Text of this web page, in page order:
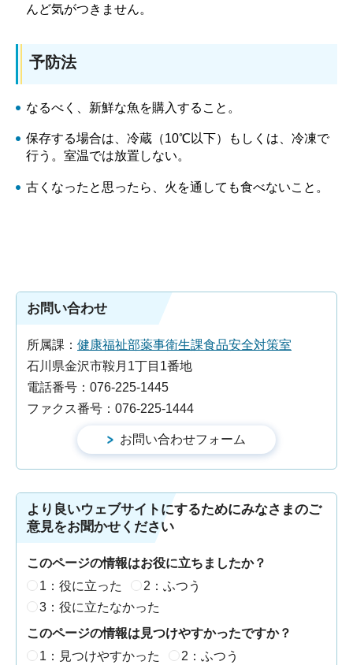
んど気がつきません。
予防法
なるべく、新鮮な魚を購入すること。
保存する場合は、冷蔵（10℃以下）もしくは、冷凍で
行う。室温では放置しない。
古くなったと思ったら、火を通しても食べないこと。
お問い合わせ
所属課： 健康福祉部薬事衛生課食品安全対策室
石川県金沢市鞍月1丁目1番地
電話番号：076-225-1445
ファクス番号：076-225-1444
より良いウェブサイトにするためにみなさまのご
意見をお聞かせください
このページの情報はお役に立ちましたか？
1：役に立った
2：ふつう
3：役に立たなかった
このページの情報は見つけやすかったですか？
1：見つけやすかった
2：ふつう